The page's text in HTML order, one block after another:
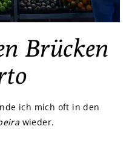
Brücken
ich mich oft in den
wieder.